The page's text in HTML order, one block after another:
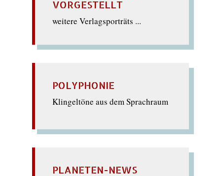
VORGESTELLT
weitere Verlagsporträts ...
POLYPHONIE
Klingeltöne aus dem Sprachraum
PLANETEN-NEWS